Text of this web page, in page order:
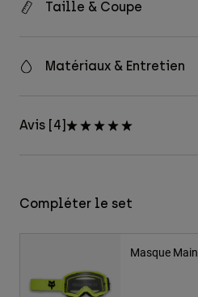
Taille & Coupe
Matériaux & Entretien
Avis [4]
Compléter le set
Masque Main